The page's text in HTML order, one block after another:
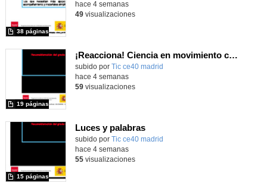
38 páginas
hace 4 semanas
49visualizaciones
¡Reacciona! Ciencia en movimiento con micro:bit y Maqueen
subido por Tic ce40 madrid
19 páginas
hace 4 semanas
59visualizaciones
Luces y palabras
subido por Tic ce40 madrid
15 páginas
hace 4 semanas
55visualizaciones